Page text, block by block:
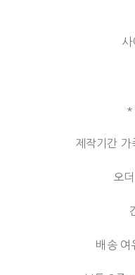
제작기간
오
배송 여